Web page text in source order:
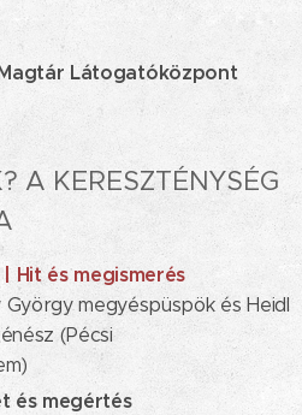
Látogatóközpont
A KERESZTÉNYSÉG
Hit és megismerés
György megyéspüspök és Heidl
(Pécsi
és megértés